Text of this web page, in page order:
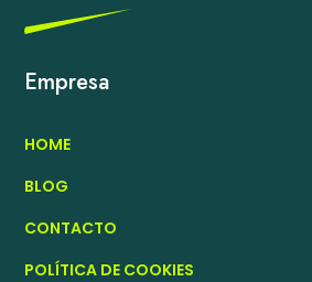
Empresa
HOME
BLOG
CONTACTO
POLÍTICA DE COOKIES